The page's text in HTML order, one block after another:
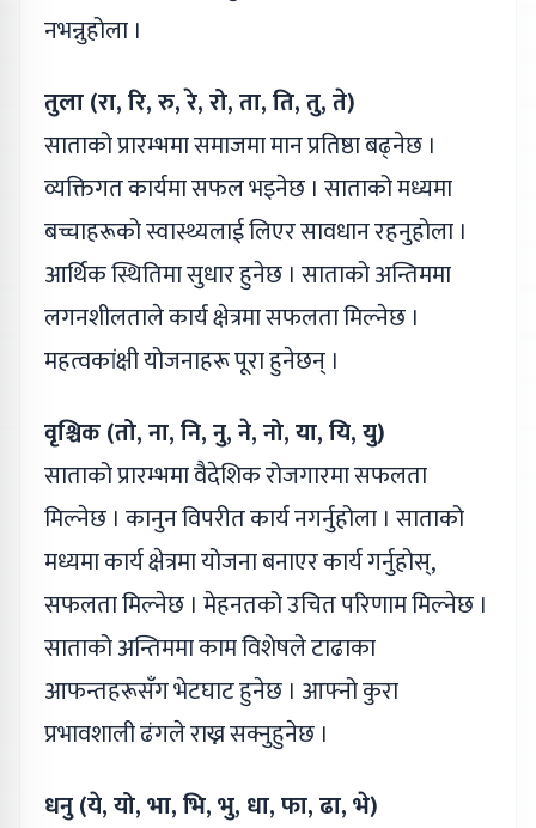
नभन्नुहोला ।
तुला (रा, रि, रु, रे, रो, ता, ति, तु, ते)
साताको प्रारम्भमा समाजमा मान प्रतिष्ठा बढ्नेछ ।
व्यक्तिगत कार्यमा सफल भइनेछ । साताको मध्यमा
बच्चाहरूको स्वास्थ्यलाई लिएर सावधान रहनुहोला ।
आर्थिक स्थितिमा सुधार हुनेछ । साताको अन्तिममा
लगनशीलताले कार्य क्षेत्रमा सफलता मिल्नेछ ।
महत्वकांक्षी योजनाहरू पूरा हुनेछन् ।
वृश्चिक (तो, ना, नि, नु, ने, नो, या, यि, यु)
साताको प्रारम्भमा वैदेशिक रोजगारमा सफलता
मिल्नेछ । कानुन विपरीत कार्य नगर्नुहोला । साताको
मध्यमा कार्य क्षेत्रमा योजना बनाएर कार्य गर्नुहोस्,
सफलता मिल्नेछ । मेहनतको उचित परिणाम मिल्नेछ ।
साताको अन्तिममा काम विशेषले टाढाका
आफन्तहरूसँग भेटघाट हुनेछ । आफ्नो कुरा
प्रभावशाली ढंगले राख्न सक्नुहुनेछ ।
धनु (ये, यो, भा, भि, भु, धा, फा, ढा, भे)